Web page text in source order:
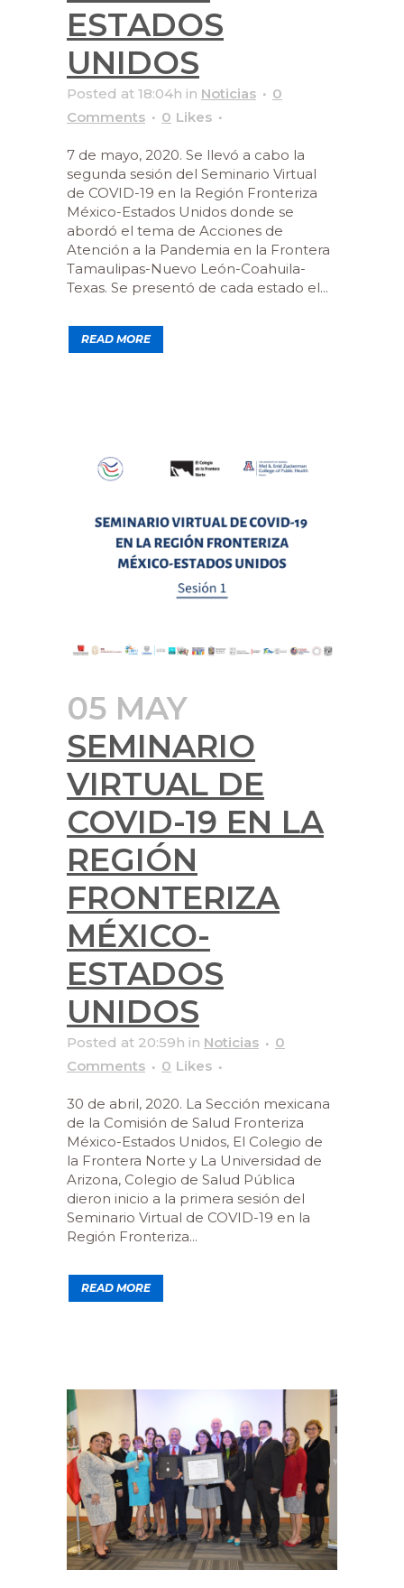
ESTADOS
UNIDOS
Posted at 18:04h in Noticias
0
Comments
0 Likes
7 de mayo, 2020. Se llevó a cabo la
segunda sesión del Seminario Virtual
de COVID-19 en la Región Fronteriza
México-Estados Unidos donde se
abordó el tema de Acciones de
Atención a la Pandemia en la Frontera
Tamaulipas-Nuevo León-Coahuila-
Texas. Se presentó de cada estado el...
READ MORE
05 MAY
SEMINARIO
VIRTUAL DE
COVID-19 EN LA
REGIÓN
FRONTERIZA
MÉXICO-
ESTADOS
UNIDOS
Posted at 20:59h in Noticias
0
Comments
0 Likes
30 de abril, 2020. La Sección mexicana
de la Comisión de Salud Fronteriza
México-Estados Unidos, El Colegio de
la Frontera Norte y La Universidad de
Arizona, Colegio de Salud Pública
dieron inicio a la primera sesión del
Seminario Virtual de COVID-19 en la
Región Fronteriza...
READ MORE